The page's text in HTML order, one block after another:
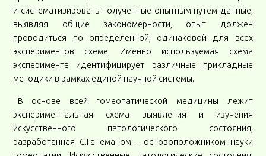
и систематизировать полученные опытным путем данные,
выявляя общие закономерности, опыт должен
проводиться по определенной, одинаковой для всех
экспериментов схеме. Именно используемая схема
эксперимента идентифицирует различные прикладные
методики в рамках единой научной системы.
В основе всей гомеопатической медицины лежит
экспериментальная схема выявления и изучения
искусственного патологического состояния,
разработанная С.Ганеманом – основоположником науки